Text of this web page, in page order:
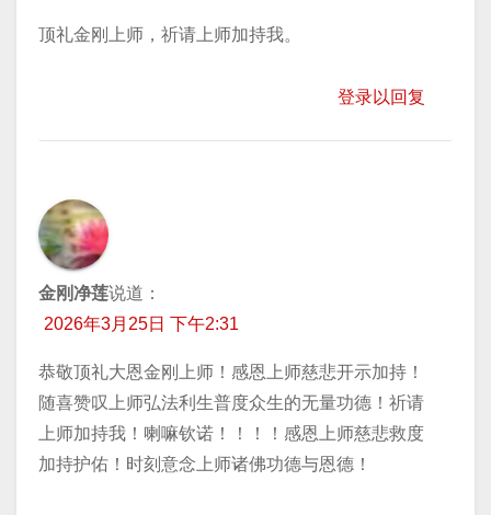
顶礼金刚上师，祈请上师加持我。
登录以回复
金刚净莲说道：
2026年3月25日 下午2:31
恭敬顶礼大恩金刚上师！感恩上师慈悲开示加持！
随喜赞叹上师弘法利生普度众生的无量功德！祈请
上师加持我！喇嘛钦诺！！！！感恩上师慈悲救度
加持护佑！时刻意念上师诸佛功德与恩德！